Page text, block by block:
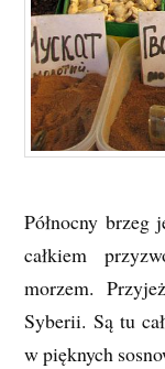
Północny brzeg
całkiem
morzem.
Syberii. Są tu
w pięknych